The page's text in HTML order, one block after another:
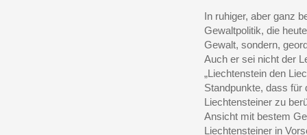
In ruhiger, aber ganz
Gewaltpolitik, die
Gewalt, sondern,
Auch er sei nicht der
„Liechtenstein den
Standpunkte, dass für
Liechtensteiner zu
Ansicht mit bestem
Liechtensteiner in